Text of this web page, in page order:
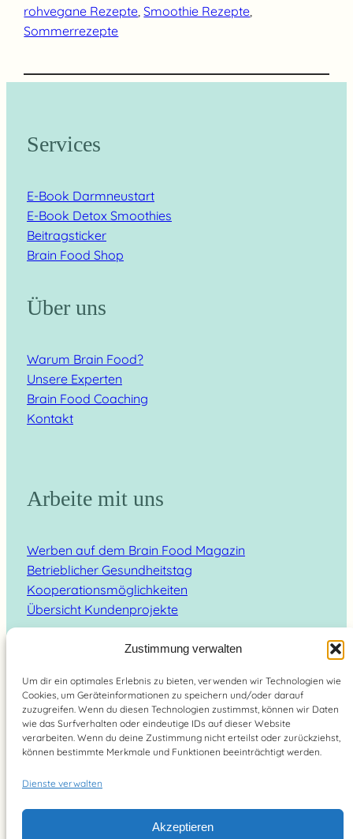
Zustimmung verwalten
Um dir ein optimales Erlebnis zu bieten, verwenden wir Technologien wie
Cookies, um Geräteinformationen zu speichern und/oder darauf
zuzugreifen. Wenn du diesen Technologien zustimmst, können wir Daten
wie das Surfverhalten oder eindeutige IDs auf dieser Website
verarbeiten. Wenn du deine Zustimmung nicht erteilst oder zurückziehst,
können bestimmte Merkmale und Funktionen beeinträchtigt werden.
Dienste verwalten
Akzeptieren
rohvegane Rezepte , Smoothie Rezepte
Sommerrezepte
Services
E-Book Darmneustart
E-Book Detox Smoothies
Beitragsticker
Brain Food Shop
Über uns
Warum Brain Food?
Unsere Experten
Brain Food Coaching
Kontakt
Arbeite mit uns
Werben auf dem Brain Food Magazin
Betrieblicher Gesundheitstag
Kooperationsmöglichkeiten
Übersicht Kundenprojekte
Suchen
Brain Food Magazin – lebe bewusst 2026